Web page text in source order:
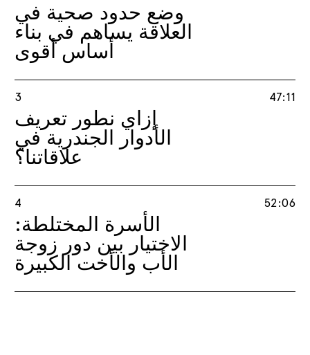
وضع حدود صحية في
العلاقة يساهم في بناء
أساس أقوى
3
إزاي نطور تعريف
الأدوار الجندرية في
علاقاتنا؟
47:11
4
الأسرة المختلطة:
الاختيار بين دور زوجة
الأب والأخت الكبيرة
52:06